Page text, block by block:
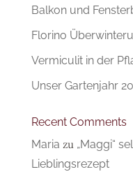
Balkon und
Florino
Vermiculit in der
Unser Gartenjahr
Recent Comments
Maria zu „Maggi“
Lieblingsrezept